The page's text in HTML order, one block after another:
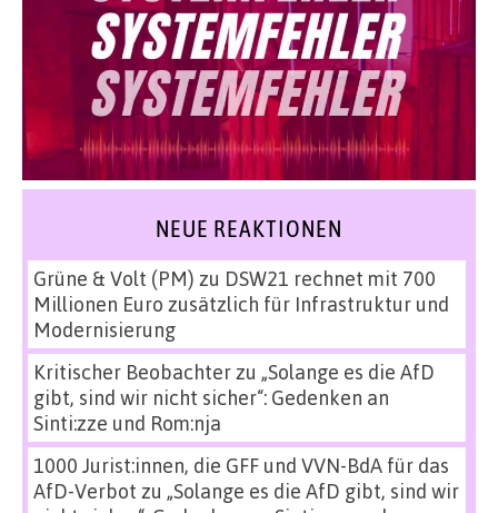
NEUE REAKTIONEN
Grüne & Volt (PM) zu DSW21 rechnet mit 700
Millionen Euro zusätzlich für Infrastruktur und
Modernisierung
Kritischer Beobachterzu „Solange es die AfD
gibt, sind wir nicht sicher“: Gedenken an
Sinti:zze und Rom:nja
1000 Jurist:innen, die GFF und VVN-BdA für das
AfD-Verbot zu „Solange es die AfD gibt, sind wir